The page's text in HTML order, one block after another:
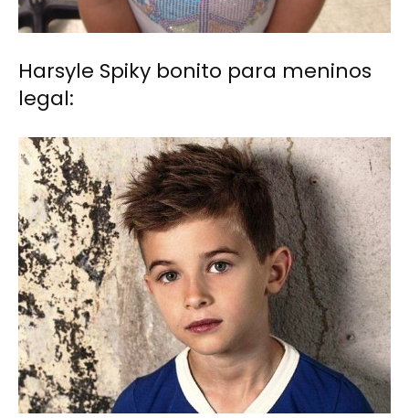
Harsyle Spiky bonito para meninos
legal: